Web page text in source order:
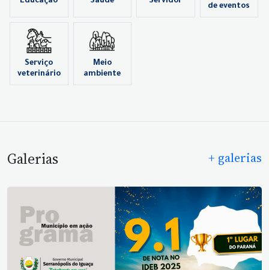
de eventos
Serviço
veterinário
Meio
ambiente
Galerias + galerias